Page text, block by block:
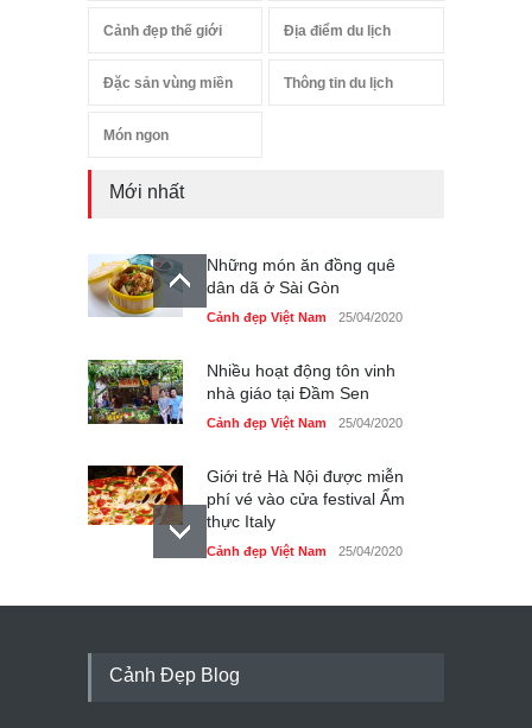
Cảnh đẹp thế giới Địa điểm du lịch
Đặc sản vùng miền Thông tin du lịch
Món ngon
Mới nhất
Những món ăn đồng quê
dân dã ở Sài Gòn
Cảnh đẹp Việt Nam 25/04/2020
Nhiều hoạt động tôn vinh
nhà giáo tại Đầm Sen
Cảnh đẹp Việt Nam 25/04/2020
Giới trẻ Hà Nội được miễn
phí vé vào cửa festival Ẩm
thực Italy
Cảnh đẹp Việt Nam 25/04/2020
Tam giác mạch khoe sắc
Cảnh Đẹp Blog